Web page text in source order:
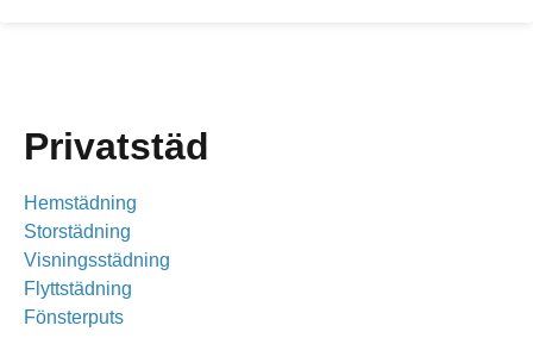
Privatstäd
Hemstädning
Storstädning
Visningsstädning
Flyttstädning
Fönsterputs